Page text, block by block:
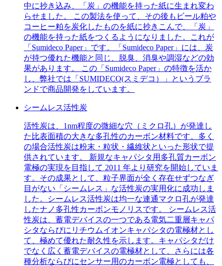
中に抄き込み、「炭」の機能を持った紙に生まれ変わ
らせました。 この製法を使って、その後もビール粕や
コーヒー粕を炭化したものを紙に抄きこんで、「炭」
の機能を持った紙をつくるようになりました。これが
「Sumideco Paper」です。「Sumideco Paper」には、炭
が持つ優れた機能と同じ、脱臭、消臭や調湿などの効
果があります。 この「Sumideco Paper」の特徴を活か
し、弊社では「SUMIDECO(スミデコ）」というブラ
ンドで商品開発をしています。
シームレス活性炭
活性炭は、1nm程度の微細な穴（ミクロ孔）が発達し
た比表面積の大きな多孔性のカーボン材料です。多く
の場合活性炭は粉末・粒状・繊維状といった形状で提
供されています。 新規なキャパシタ用多孔質カーボン
電極の実現を目指して 2011 年より研究を開始していま
す。その成果として、粒子界面が全く存在せずつなぎ
目がない「シームレス」な活性炭の実用化に成功しま
した。シームレス活性炭は均一な連通マクロ孔が発達
したナノ多孔性カーボンモノリスです。 シームレス活
性炭は、蓄電デバイスの一つである電気二重層キャパ
シタならびにリチウムイオンキャパシタの電極材とし
て、極めて優れた耐久性を示します。キャパシタだけ
でなく広く蓄電デバイスの電極材として、さらには各
種分析ならびにセンサー用のカーボン電極としても、